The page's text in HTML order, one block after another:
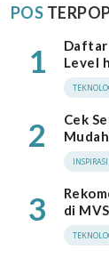
POS
1
Daftar
Level
2
Cek
INSPIRASI
3
di